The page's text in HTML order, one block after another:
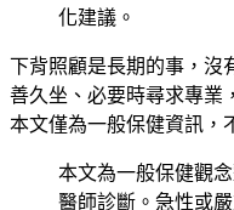
化建議。
下背照顧是長期的事，沒
善久坐、必要時尋求專業
本文僅為一般保健資訊，
本文為一般保健觀
醫師診斷。急性或